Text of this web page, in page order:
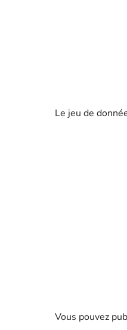
Le jeu de
Vous pouvez